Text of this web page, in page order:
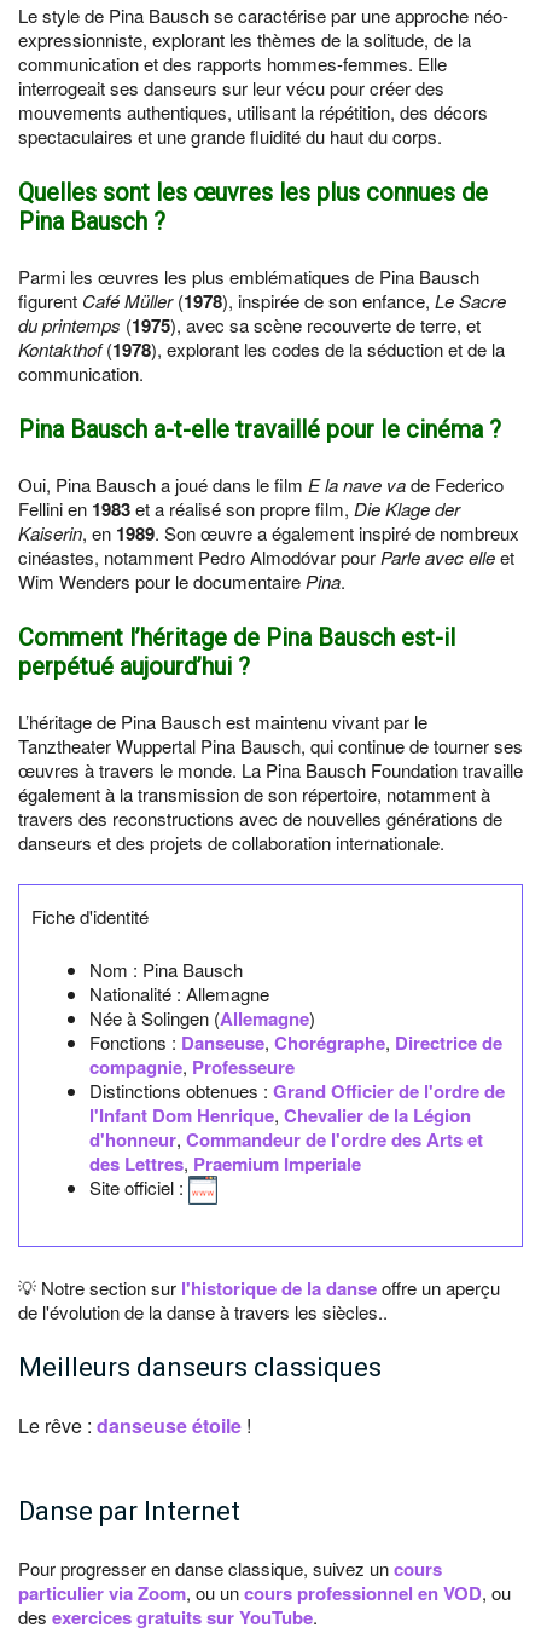
Le style de Pina Bausch se caractérise par une approche néo-
expressionniste, explorant les thèmes de la solitude, de la
communication et des rapports hommes-femmes. Elle
interrogeait ses danseurs sur leur vécu pour créer des
mouvements authentiques, utilisant la répétition, des décors
spectaculaires et une grande fluidité du haut du corps.
Quelles sont les œuvres les plus connues de
Pina Bausch ?
Parmi les œuvres les plus emblématiques de Pina Bausch
figurent Café Müller(1978), inspirée de son enfance, Le Sacre
du printemps (1975), avec sa scène recouverte de terre, et
Kontakthof(1978), explorant les codes de la séduction et de la
communication.
Pina Bausch a-t-elle travaillé pour le cinéma ?
Oui, Pina Bausch a joué dans le film E la nave vade Federico
Fellini en 1983et a réalisé son propre film, Die Klage der
Kaiserin, en 1989. Son œuvre a également inspiré de nombreux
cinéastes, notamment Pedro Almodóvar pour Parle avec elleet
Wim Wenders pour le documentaire Pina.
Comment l’héritage de Pina Bausch est-il
perpétué aujourd’hui ?
L’héritage de Pina Bausch est maintenu vivant par le
Tanztheater Wuppertal Pina Bausch, qui continue de tourner ses
œuvres à travers le monde. La Pina Bausch Foundation travaille
également à la transmission de son répertoire, notamment à
travers des reconstructions avec de nouvelles générations de
danseurs et des projets de collaboration internationale.
Fiche d'identité
Nom : Pina Bausch
Nationalité : Allemagne
Née àSolingen (Allemagne)
Fonctions : Danseuse, Chorégraphe, Directrice de
compagnie, Professeure
Distinctions obtenues : Grand Officier de l'ordre de
l'Infant Dom Henrique, Chevalier de la Légion
d'honneur, Commandeur de l'ordre des Arts et
des Lettres, Praemium Imperiale
Site officiel :
💡 Notre section sur l'historique de la danseoffre un aperçu
de l'évolution de la danse à travers les siècles..
Meilleurs danseurs classiques
Le rêve : danseuse étoile !
Danse par Internet
Pour progresser en danse classique, suivez uncours
particulier via Zoom, ou uncours professionnel en VOD, ou
des exercices gratuits sur YouTube.